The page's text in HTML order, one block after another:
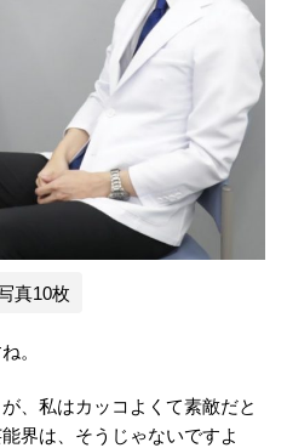
真10枚
。
、私はカッコよくて素敵だと
界は、そうじゃないですよ